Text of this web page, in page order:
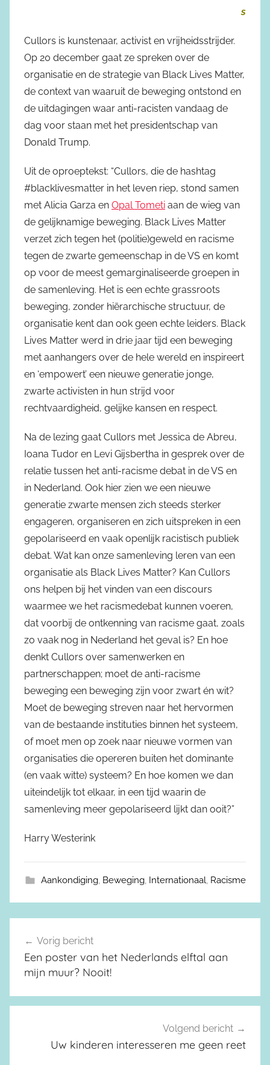
s
Cullors is kunstenaar, activist en vrijheidsstrijder.
Op 20 december gaat ze spreken over de
organisatie en de strategie van Black Lives Matter,
de context van waaruit de beweging ontstond en
de uitdagingen waar anti-racisten vandaag de
dag voor staan met het presidentschap van
Donald Trump.
Uit de oproeptekst: “Cullors, die de hashtag
#blacklivesmatter in het leven riep, stond samen
met Alicia Garza en Opal Tometi aan de wieg van
de gelijknamige beweging. Black Lives Matter
verzet zich tegen het (politie)geweld en racisme
tegen de zwarte gemeenschap in de VS en komt
op voor de meest gemarginaliseerde groepen in
de samenleving. Het is een echte grassroots
beweging, zonder hiërarchische structuur, de
organisatie kent dan ook geen echte leiders. Black
Lives Matter werd in drie jaar tijd een beweging
met aanhangers over de hele wereld en inspireert
en ‘empowert’ een nieuwe generatie jonge,
zwarte activisten in hun strijd voor
rechtvaardigheid, gelijke kansen en respect.
Na de lezing gaat Cullors met Jessica de Abreu,
Ioana Tudor en Levi Gijsbertha in gesprek over de
relatie tussen het anti-racisme debat in de VS en
in Nederland. Ook hier zien we een nieuwe
generatie zwarte mensen zich steeds sterker
engageren, organiseren en zich uitspreken in een
gepolariseerd en vaak openlijk racistisch publiek
debat. Wat kan onze samenleving leren van een
organisatie als Black Lives Matter? Kan Cullors
ons helpen bij het vinden van een discours
waarmee we het racismedebat kunnen voeren,
dat voorbij de ontkenning van racisme gaat, zoals
zo vaak nog in Nederland het geval is? En hoe
denkt Cullors over samenwerken en
partnerschappen; moet de anti-racisme
beweging een beweging zijn voor zwart én wit?
Moet de beweging streven naar het hervormen
van de bestaande instituties binnen het systeem,
of moet men op zoek naar nieuwe vormen van
organisaties die opereren buiten het dominante
(en vaak witte) systeem? En hoe komen we dan
uiteindelijk tot elkaar, in een tijd waarin de
samenleving meer gepolariseerd lijkt dan ooit?”
Harry Westerink
Aankondiging, Beweging, Internationaal, Racisme
Berichtnavigatie
Vorig bericht
Een poster van het Nederlands elftal aan
mijn muur? Nooit!
Volgend bericht
Uw kinderen interesseren me geen reet